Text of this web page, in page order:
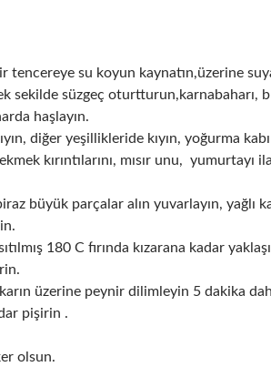
tencereye su koyun kaynatın,üzerine
sekilde süzgeç oturtturun,karnabaharı,
haşlayın.
diğer yeşillikleride kıyın, yoğurma
kırıntılarını, mısır unu, yumurtayı
büyük parçalar alın yuvarlayın, yağlı
180 C fırında kızarana kadar
üzerine peynir dilimleyin 5 dakika
pişirin .
olsun.